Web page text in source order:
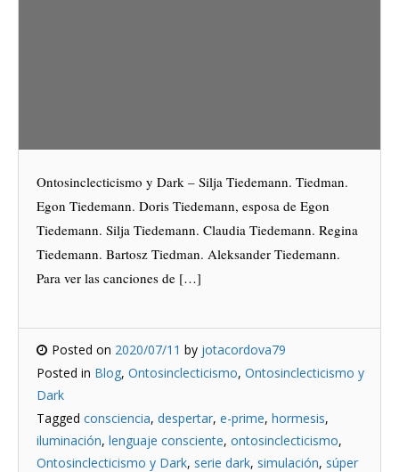
Ontosinclecticismo y Dark – Silja Tiedemann. Tiedman.
Egon Tiedemann. Doris Tiedemann, esposa de Egon
Tiedemann. Silja Tiedemann. Claudia Tiedemann. Regina
Tiedemann. Bartosz Tiedman. Aleksander Tiedemann.
Para ver las canciones de […]
Posted on 2020/07/11 by jotacordova79
Posted in Blog, Ontosinclecticismo, Ontosinclecticismo y
Dark
Tagged consciencia, despertar, e-prime, hormesis,
iluminación, lenguaje consciente, ontosinclecticismo,
Ontosinclecticismo y Dark, serie dark, simulación, súper